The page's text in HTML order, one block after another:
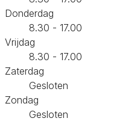
Donderdag
8.30 - 17.00
Vrijdag
8.30 - 17.00
Zaterdag
Gesloten
Zondag
Gesloten